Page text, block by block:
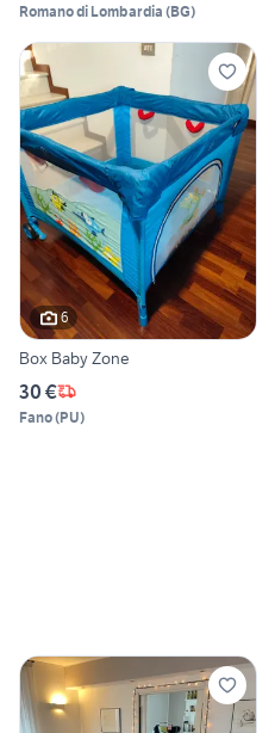
Romano di Lombardia (BG)
6
Box Baby Zone
30 €
Fano(PU)